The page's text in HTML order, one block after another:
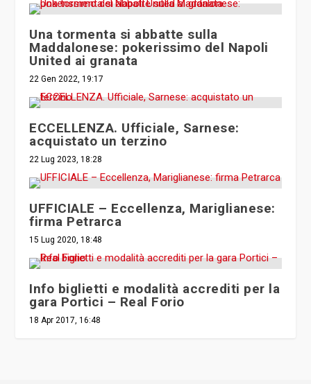
Una tormenta si abbatte sulla
Maddalonese: pokerissimo del Napoli
United ai granata
22 Gen 2022, 19:17
ECCELLENZA. Ufficiale, Sarnese:
acquistato un terzino
22 Lug 2023, 18:28
UFFICIALE – Eccellenza, Mariglianese:
firma Petrarca
15 Lug 2020, 18:48
Info biglietti e modalità accrediti per la
gara Portici – Real Forio
18 Apr 2017, 16:48